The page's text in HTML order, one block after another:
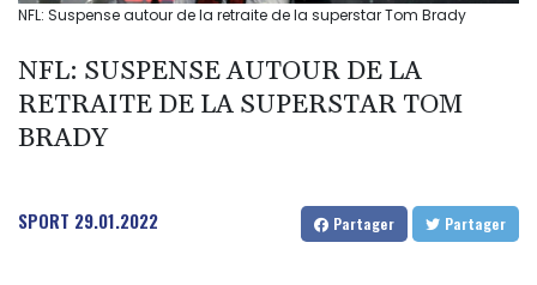
NFL: Suspense autour de la retraite de la superstar Tom Brady
NFL: SUSPENSE AUTOUR DE LA
RETRAITE DE LA SUPERSTAR TOM
BRADY
SPORT 29.01.2022 Partager Partager